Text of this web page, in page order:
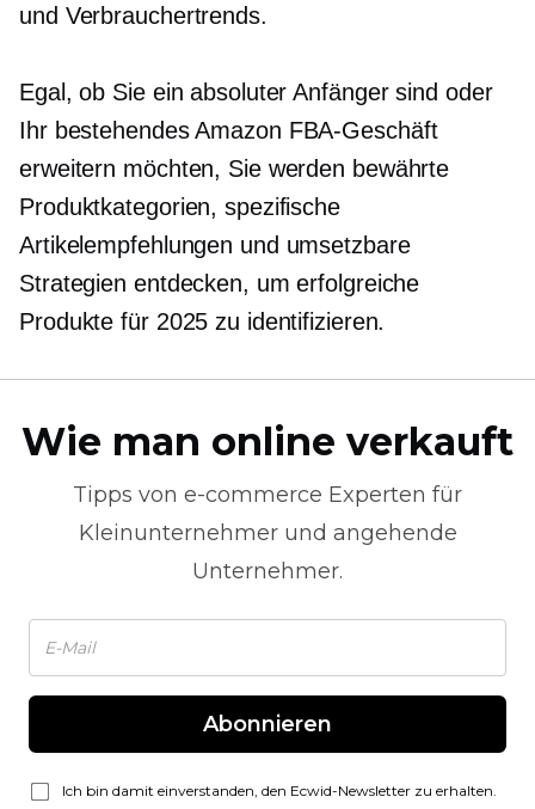
und Verbrauchertrends.
Egal, ob Sie ein absoluter Anfänger sind oder
Ihr bestehendes Amazon FBA-Geschäft
erweitern möchten, Sie werden bewährte
Produktkategorien, spezifische
Artikelempfehlungen und umsetzbare
Strategien entdecken, um erfolgreiche
Produkte für 2025 zu identifizieren.
Wie man online verkauft
Tipps von e-commerce Experten für
Kleinunternehmer und angehende
Unternehmer.
Abonnieren
Ich bin damit einverstanden, den Ecwid-Newsletter zu erhalten.